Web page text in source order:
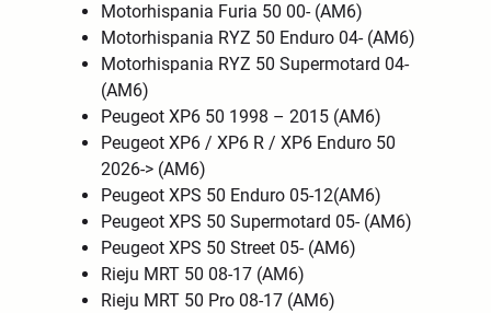
Motorhispania Furia 50 00- (AM6)
Motorhispania RYZ 50 Enduro 04- (AM6)
Motorhispania RYZ 50 Supermotard 04-
(AM6)
Peugeot XP6 50 1998 – 2015 (AM6)
Peugeot XP6 / XP6 R / XP6 Enduro 50
2026-> (AM6)
Peugeot XPS 50 Enduro 05-12(AM6)
Peugeot XPS 50 Supermotard 05- (AM6)
Peugeot XPS 50 Street 05- (AM6)
Rieju MRT 50 08-17 (AM6)
Rieju MRT 50 Pro 08-17 (AM6)